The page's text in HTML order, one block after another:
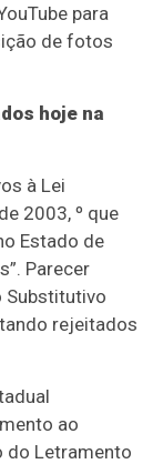
para
de fotos
hoje na
à Lei
2003, º que
Estado de
Parecer
Substitutivo
rejeitados
ao
do Letramento